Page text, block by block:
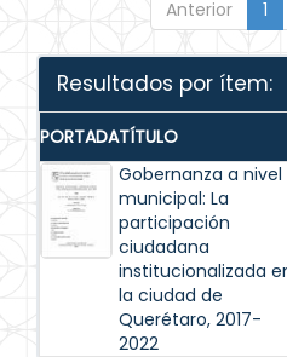
Anterior 1
Resultados por ítem:
PORTADATÍTULO
Gobernanza a nivel
municipal: La
participación
ciudadana
institucionalizada
la ciudad de
Querétaro, 2017-
2022